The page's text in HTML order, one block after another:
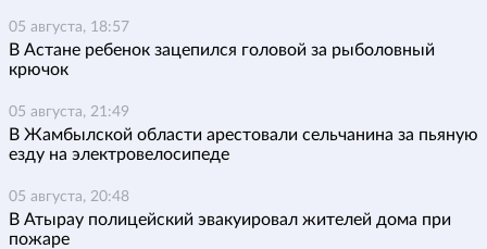
05 августа, 18:57
В Астане ребенок зацепился головой за рыболовный
крючок
05 августа, 21:49
В Жамбылской области арестовали сельчанина за пьяную
езду на электровелосипеде
05 августа, 20:48
В Атырау полицейский эвакуировал жителей дома при
пожаре